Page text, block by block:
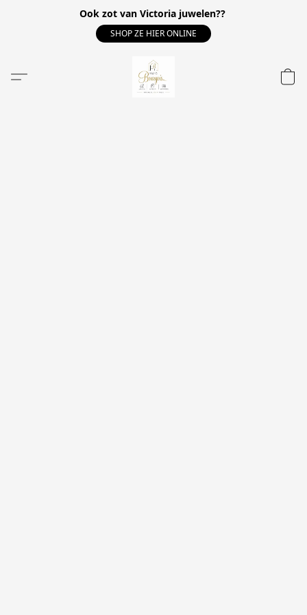
Ook zot van Victoria juwelen??
SHOP ZE HIER ONLINE